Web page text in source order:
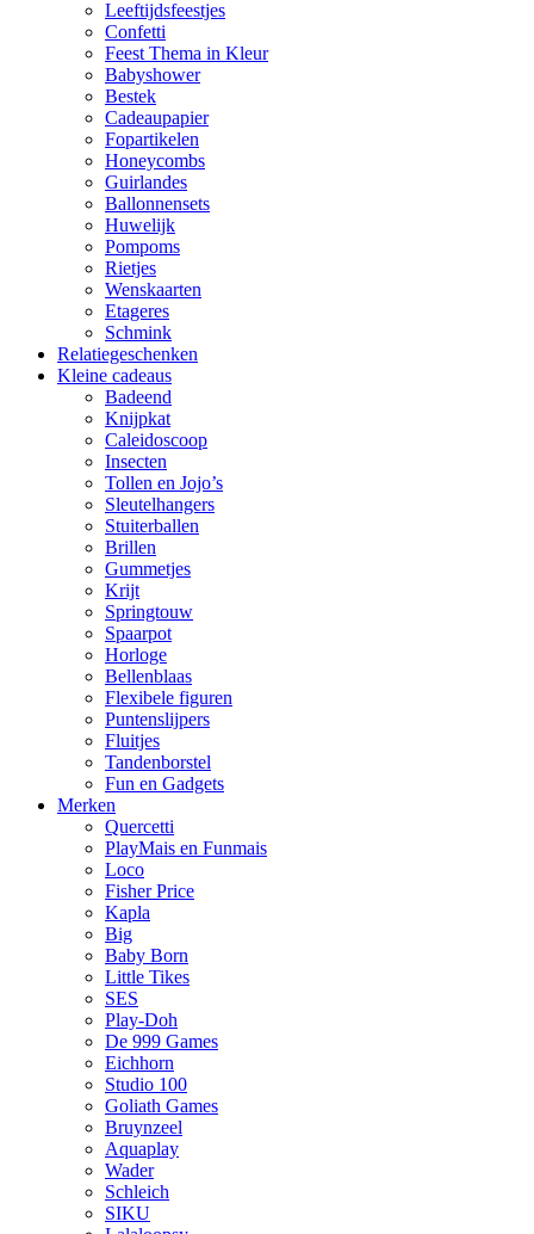
Leeftijdsfeestjes
Confetti
Feest Thema in Kleur
Babyshower
Bestek
Cadeaupapier
Fopartikelen
Honeycombs
Guirlandes
Ballonnensets
Huwelijk
Pompoms
Rietjes
Wenskaarten
Etageres
Schmink
Relatiegeschenken
Kleine cadeaus
Badeend
Knijpkat
Caleidoscoop
Insecten
Tollen en Jojo’s
Sleutelhangers
Stuiterballen
Brillen
Gummetjes
Krijt
Springtouw
Spaarpot
Horloge
Bellenblaas
Flexibele figuren
Puntenslijpers
Fluitjes
Tandenborstel
Fun en Gadgets
Merken
Quercetti
PlayMais en Funmais
Loco
Fisher Price
Kapla
Big
Baby Born
Little Tikes
SES
Play-Doh
De 999 Games
Eichhorn
Studio 100
Goliath Games
Bruynzeel
Aquaplay
Wader
Schleich
SIKU